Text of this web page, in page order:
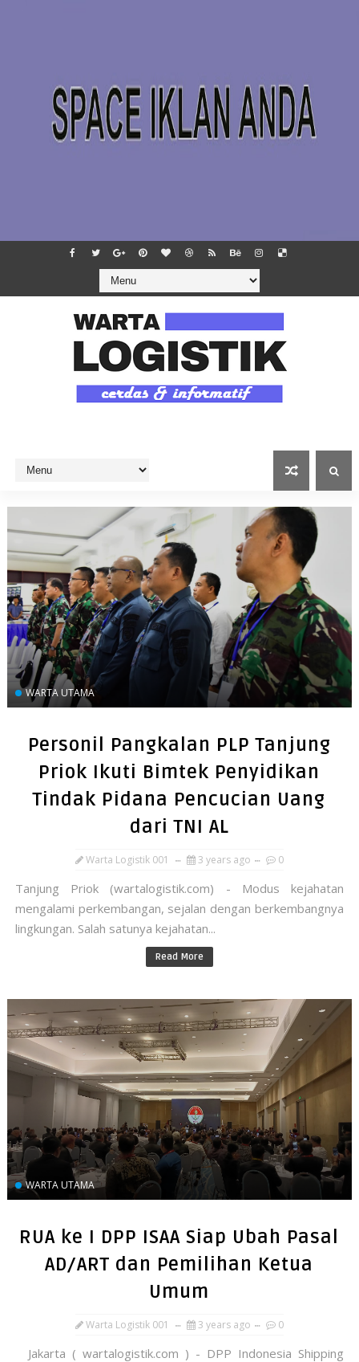
WARTA UTAMA
Personil Pangkalan PLP Tanjung
Priok Ikuti Bimtek Penyidikan
Tindak Pidana Pencucian Uang
dari TNI AL
Warta Logistik 001 3 years ago 0
Tanjung Priok (wartalogistik.com) - Modus kejahatan
mengalami perkembangan, sejalan dengan berkembangnya
lingkungan. Salah satunya kejahatan...
Read More
WARTA UTAMA
RUA ke I DPP ISAA Siap Ubah Pasal
AD/ART dan Pemilihan Ketua
Umum
Warta Logistik 001 3 years ago 0
Jakarta ( wartalogistik.com ) - DPP Indonesia Shipping